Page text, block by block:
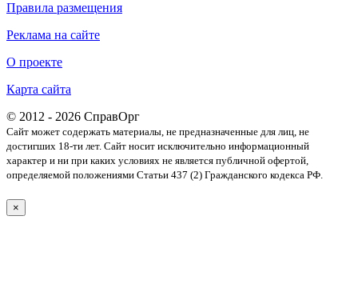
Правила размещения
Реклама на сайте
О проекте
Карта сайта
© 2012 - 2026 СправОрг
Сайт может содержать материалы, не предназначенные для лиц, не
достигших 18-ти лет. Cайт носит исключительно информационный
характер и ни при каких условиях не является публичной офертой,
определяемой положениями Статьи 437 (2) Гражданского кодекса РФ.
×